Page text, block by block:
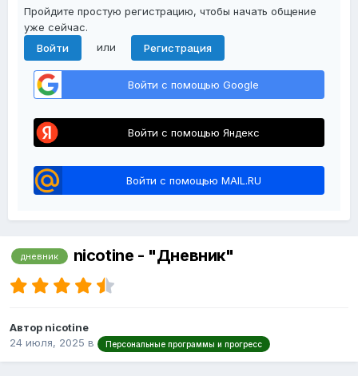
Пройдите простую регистрацию, чтобы начать общение
уже сейчас.
Войти
или Регистрация
Войти с помощью Google
Войти с помощью Яндекс
Войти с помощью MAIL.RU
дневник nicotine - "Дневник"
Автор nicotine
24 июля, 2025 в Персональные программы и прогресс